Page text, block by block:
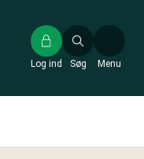
Søg
Log ind Menu